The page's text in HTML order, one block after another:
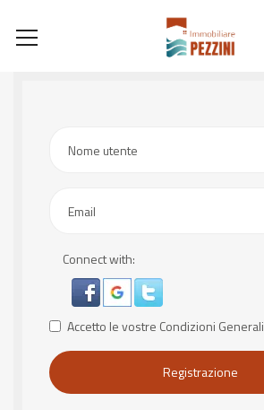
Connect with:
Accetto le vostre Condizioni Generali
Registrazione